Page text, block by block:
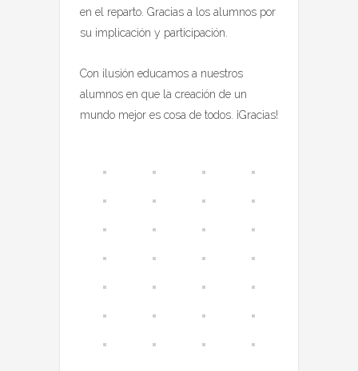
en el reparto. Gracias a los alumnos por
su implicación y participación.
Con ilusión educamos a nuestros
alumnos en que la creación de un
mundo mejor es cosa de todos. ¡Gracias!